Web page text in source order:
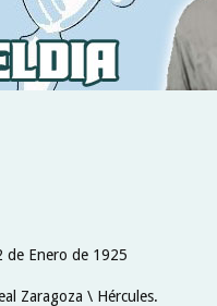
de Enero de 1925
Zaragoza \ Hércules.